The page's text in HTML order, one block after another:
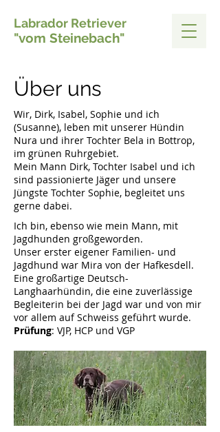
Labrador Retriever
"vom Steinebach"
Über uns
Wir, Dirk, Isabel, Sophie und ich
(Susanne), leben mit unserer Hündin
Nura und ihrer Tochter Bela in Bottrop,
im grünen Ruhrgebiet.
Mein Mann Dirk, Tochter Isabel und ich
sind passionierte Jäger und unsere
Jüngste Tochter Sophie, begleitet uns
gerne dabei.
Ich bin, ebenso wie mein Mann, mit
Jagdhunden großgeworden.
Unser erster eigener Familien- und
Jagdhund war Mira von der Hafkesdell.
Eine großartige Deutsch-
Langhaarhündin, die eine zuverlässige
Begleiterin bei der Jagd war und von mir
vor allem auf Schweiss geführt wurde.
Prüfung: VJP, HCP und VGP